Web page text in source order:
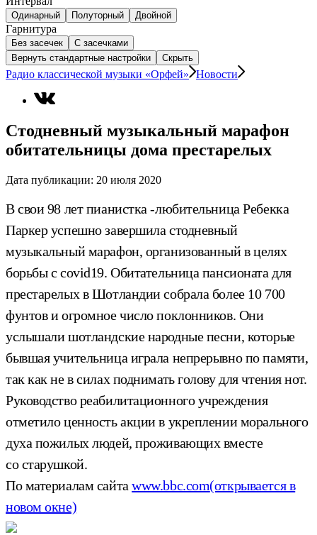
Одинарный Полуторный Двойной
Гарнитура
Без засечек
С засечками
Вернуть стандартные настройки
Скрыть
Радио классической музыки «Орфей» Новости
Стодневный музыкальный марафон
обитательницы дома престарелых
Дата публикации: 20 июля 2020
В свои 98 лет пианистка -любительница Ребекка
Паркер успешно завершила стодневный
музыкальный марафон, организованный в целях
борьбы с covid19. Обитательница пансионата для
престарелых в Шотландии собрала более 10 700
фунтов и огромное число поклонников. Они
услышали шотландские народные песни, которые
бывшая учительница играла непрерывно по памяти,
так как не в силах поднимать голову для чтения нот.
Руководство реабилитационного учреждения
отметило ценность акции в укреплении морального
духа пожилых людей, проживающих вместе
со старушкой.
По материалам сайтаwww.bbc.com(открывается в
новом окне)